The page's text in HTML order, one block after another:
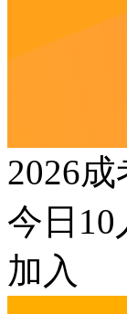
2026
今日 10
加入